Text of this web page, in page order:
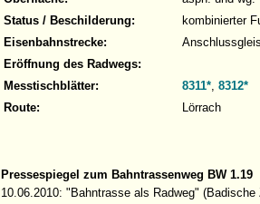
Status / Beschilderung:
kombinierter
Eisenbahnstrecke:
Eröffnung des Radwegs:
Messtischblätter:
8311*, 8312*
Route:
Lörrach
Pressespiegel zum Bahntrassenweg BW 1.19
10.06.2010: "Bahntrasse als Radweg" (Badische